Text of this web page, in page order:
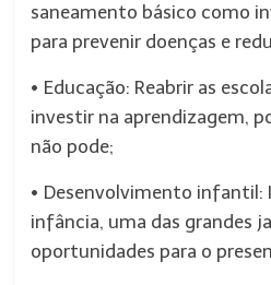
saneamento básico como
para prevenir doenças e
• Educação: Reabrir as
investir na aprendizagem,
não pode;
• Desenvolvimento infantil:
infância, uma das grandes
oportunidades para o